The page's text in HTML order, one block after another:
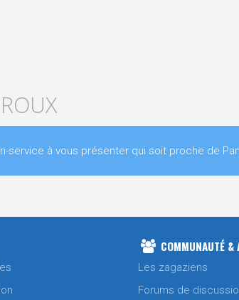
service à vous présenter qui soit proche de
COMMUNAUTÉ &
Les zagaziens
Forums de